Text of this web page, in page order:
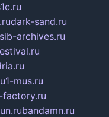
dark-sand.ru
sib-archives.ru
1-mus.ru
factory.ru
bandamn.ru